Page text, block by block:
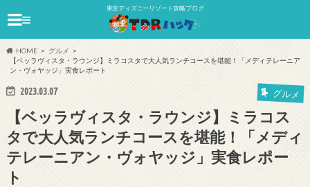
東京ディズニーリゾート攻略ブログ
≡
HOME
グルメ
【ベッラヴィスタ・ラウンジ】ミラコスタで大人気ランチコースを堪能！「メディテレーニア
ン・ヴォヤッジ」実食レポート
2023.03.07 グルメ
【ベッラヴィスタ・ラウンジ】ミラコス
タで大人気ランチコースを堪能！「メディ
テレーニアン・ヴォヤッジ」実食レポー
ト